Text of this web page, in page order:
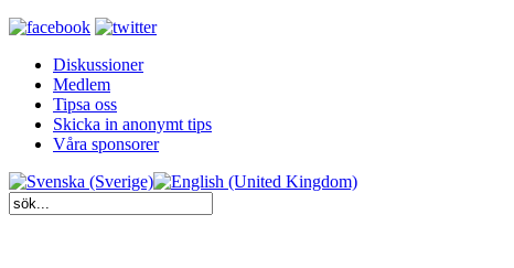
Diskussioner
Medlem
Tipsa oss
Skicka in anonymt tips
Våra sponsorer